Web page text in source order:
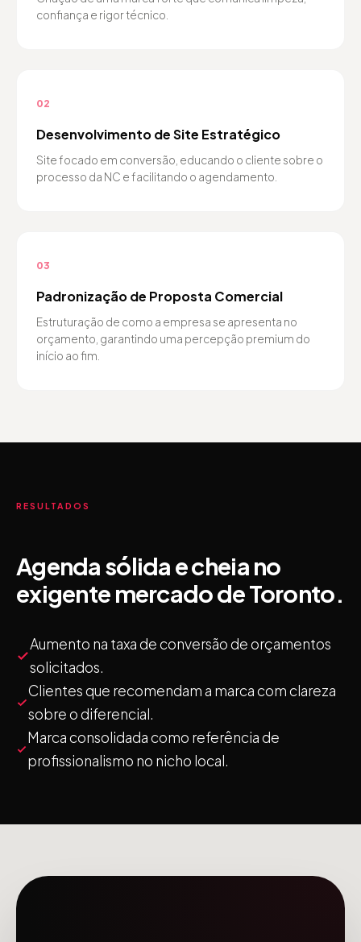
confiança e rigor técnico.
02
Desenvolvimento de Site Estratégico
Site focado em conversão, educando o cliente sobre o
processo da NC e facilitando o agendamento.
03
Padronização de Proposta Comercial
Estruturação de como a empresa se apresenta no
orçamento, garantindo uma percepção premium do
início ao fim.
RESULTADOS
Agenda sólida e cheia no
exigente mercado de Toronto.
Aumento na taxa de conversão de orçamentos
solicitados.
Clientes que recomendam a marca com clareza
sobre o diferencial.
Marca consolidada como referência de
profissionalismo no nicho local.